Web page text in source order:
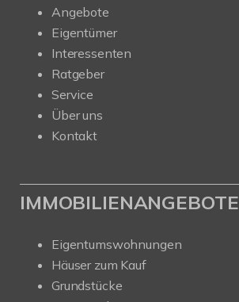
Angebote
Eigentümer
Interessenten
Ratgeber
Service
Über uns
Kontakt
IMMOBILIENANGEBOTE
Eigentumswohnungen
Häuser zum Kauf
Grundstücke